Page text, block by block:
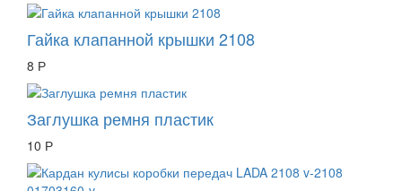
Гайка клапанной крышки 2108
8 Р
Заглушка ремня пластик
10 Р